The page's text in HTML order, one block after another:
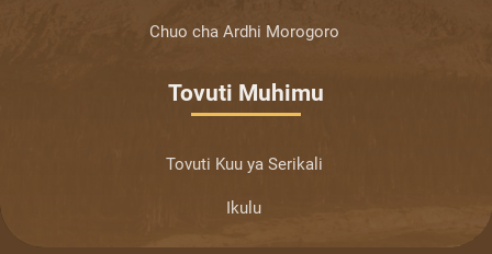
Chuo cha Ardhi Morogoro
Tovuti Muhimu
Tovuti Kuu ya Serikali
Ikulu